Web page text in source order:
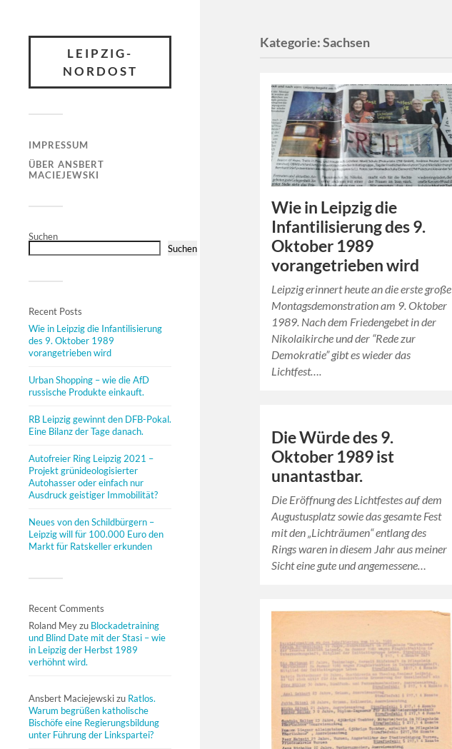
LEIPZIG-
NORDOST
IMPRESSUM
ÜBER ANSBERT
MACIEJEWSKI
Suchen
Suchen
Recent Posts
Wie in Leipzig die Infantilisierung
des 9. Oktober 1989
vorangetrieben wird
Urban Shopping – wie die AfD
russische Produkte einkauft.
RB Leipzig gewinnt den DFB-Pokal.
Eine Bilanz der Tage danach.
Autofreier Ring Leipzig 2021 –
Projekt grünideologisierter
Autohasser oder einfach nur
Ausdruck geistiger Immobilität?
Neues von den Schildbürgern –
Leipzig will für 100.000 Euro den
Markt für Ratskeller erkunden
Recent Comments
Roland Meyzu Blockadetraining
und Blind Date mit der Stasi – wie
in Leipzig der Herbst 1989
verhöhnt wird.
Ansbert Maciejewskizu Ratlos.
Warum begrüßen katholische
Bischöfe eine Regierungsbildung
unter Führung der Linkspartei?
Kategorie:Sachsen
Wie in Leipzig die
Infantilisierung des 9.
Oktober 1989
vorangetrieben wird
Leipzig erinnert heute an die erste große
Montagsdemonstration am 9. Oktober
1989. Nach dem Friedengebet in der
Nikolaikirche und der “Rede zur
Demokratie” gibt es wieder das
Lichtfest….
Die Würde des 9.
Oktober 1989 ist
unantastbar.
Die Eröffnung des Lichtfestes auf dem
Augustusplatz sowie das gesamte Fest
mit den „Lichträumen“ entlang des
Rings waren in diesem Jahr aus meiner
Sicht eine gute und angemessene…